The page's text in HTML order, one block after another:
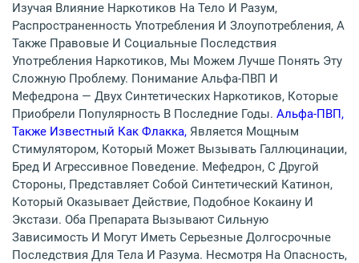
Изучая Влияние Наркотиков На Тело И Разум,
Распространенность Употребления И Злоупотребления, А
Также Правовые И Социальные Последствия
Употребления Наркотиков, Мы Можем Лучше Понять Эту
Сложную Проблему. Понимание Альфа-ПВП И
Мефедрона — Двух Синтетических Наркотиков, Которые
Приобрели Популярность В Последние Годы. Альфа-ПВП,
Также Известный Как Флакка, Является Мощным
Стимулятором, Который Может Вызывать Галлюцинации,
Бред И Агрессивное Поведение. Мефедрон, С Другой
Стороны, Представляет Собой Синтетический Катинон,
Который Оказывает Действие, Подобное Кокаину И
Экстази. Оба Препарата Вызывают Сильную
Зависимость И Могут Иметь Серьезные Долгосрочные
Последствия Для Тела И Разума. Несмотря На Опасность,